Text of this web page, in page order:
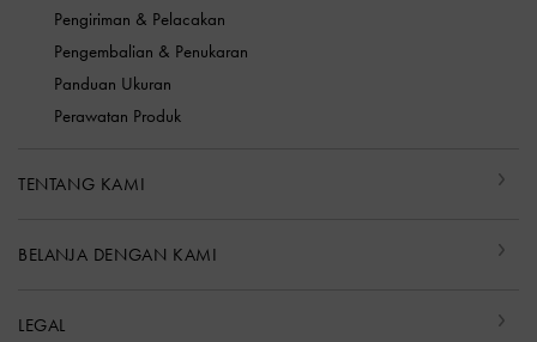
Pengiriman & Pelacakan
Pengembalian & Penukaran
Panduan Ukuran
Perawatan Produk
TENTANG KAMI
BELANJA DENGAN KAMI
LEGAL